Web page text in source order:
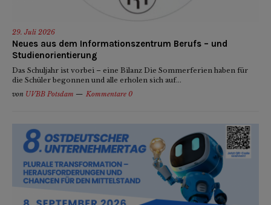
29. Juli 2026
Neues aus dem Informationszentrum Berufs – und
Studienorientierung
Das Schuljahr ist vorbei – eine Bilanz Die Sommerferien haben für
die Schüler begonnen und alle erholen sich auf...
von UVBB Potsdam Kommentare 0